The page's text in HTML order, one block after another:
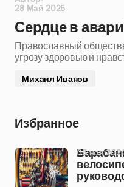
28 Май 2026
Сердце в
Православный
угрозу здоровью и
Михаил Иванов
Избранное
06 ноя